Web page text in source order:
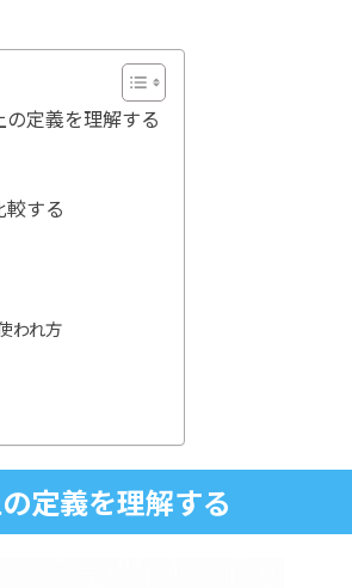
定義を理解する
する
われ方
定義を理解する